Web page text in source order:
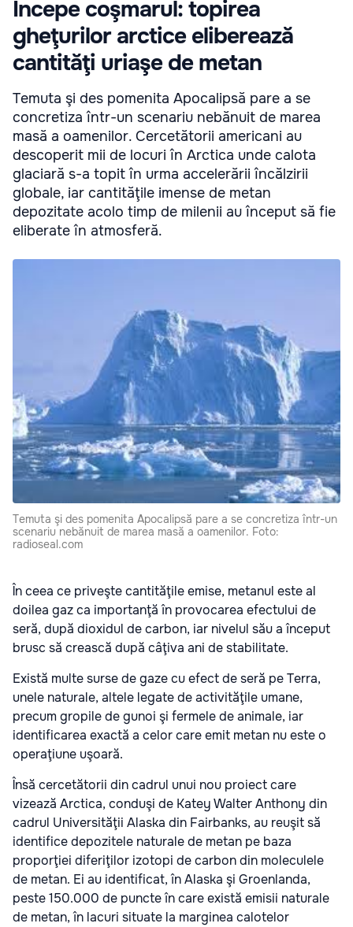
Începe coşmarul: topirea
gheţurilor arctice eliberează
cantităţi uriaşe de metan
Temuta şi des pomenita Apocalipsă pare a se
concretiza într-un scenariu nebănuit de marea
masă a oamenilor. Cercetătorii americani au
descoperit mii de locuri în Arctica unde calota
glaciară s-a topit în urma accelerării încălzirii
globale, iar cantităţile imense de metan
depozitate acolo timp de milenii au început să fie
eliberate în atmosferă.
Temuta şi des pomenita Apocalipsă pare a se concretiza într-un
scenariu nebănuit de marea masă a oamenilor. Foto:
radioseal.com
În ceea ce priveşte cantităţile emise, metanul este al
doilea gaz ca importanţă în provocarea efectului de
seră, după dioxidul de carbon, iar nivelul său a început
brusc să crească după câţiva ani de stabilitate.
Există multe surse de gaze cu efect de seră pe Terra,
unele naturale, altele legate de activităţile umane,
precum gropile de gunoi şi fermele de animale, iar
identificarea exactă a celor care emit metan nu este o
operaţiune uşoară.
Însă cercetătorii din cadrul unui nou proiect care
vizează Arctica, conduşi de Katey Walter Anthony din
cadrul Universităţii Alaska din Fairbanks, au reuşit să
identifice depozitele naturale de metan pe baza
proporţiei diferiţilor izotopi de carbon din moleculele
de metan. Ei au identificat, în Alaska şi Groenlanda,
peste 150.000 de puncte în care există emisii naturale
de metan, în lacuri situate la marginea calotelor